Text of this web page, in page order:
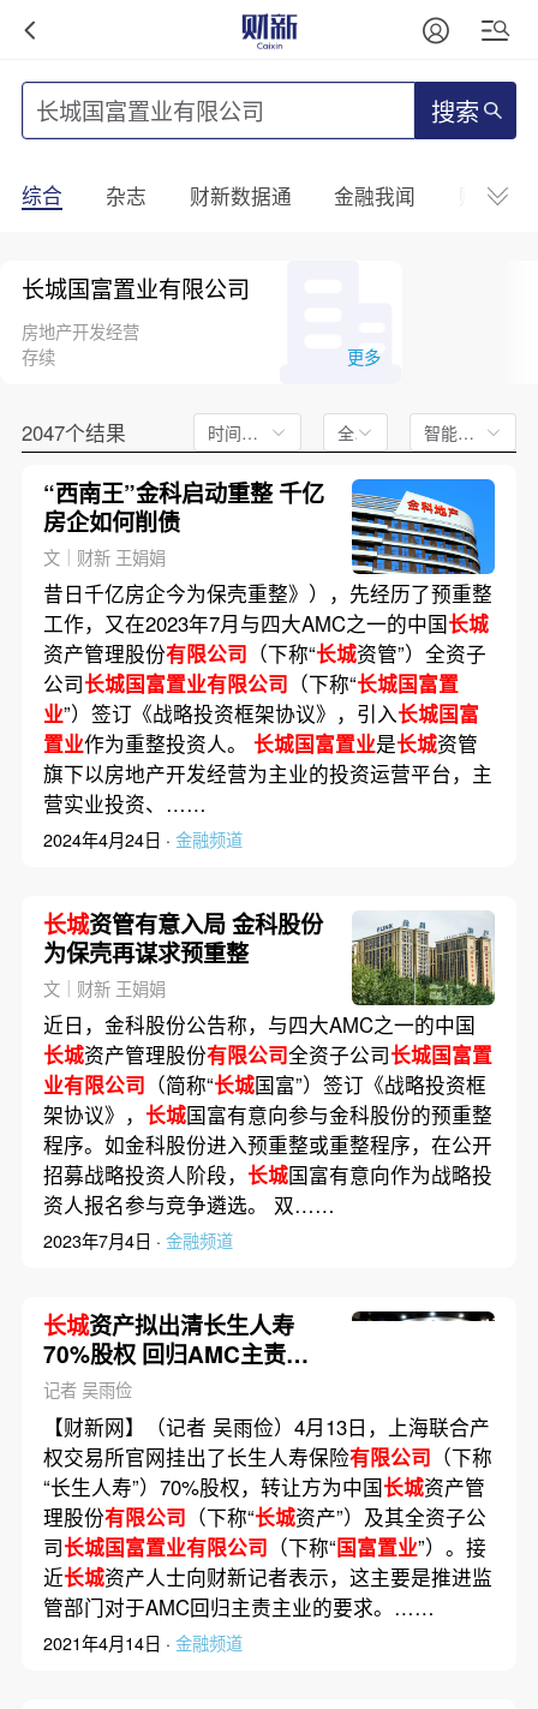
搜索
综合 杂志 财新数据通 金融我闻 财新
长城国富置业有限公司
房地产开发经营
存续
更多
2047个结果 时间不限 全文 智能排序
“西南王”金科启动重整 千亿
房企如何削债
文｜财新 王娟娟
昔日千亿房企今为保壳重整》），先经历了预重整
工作，又在2023年7月与四大AMC之一的中国长城
资产管理股份有限公司 （下称“长城资管”）全资子
公司长城国富置业有限公司 （下称“长城国富置
业”）签订《战略投资框架协议》，引入长城国富
置业作为重整投资人。 长城国富置业是长城资管
旗下以房地产开发经营为主业的投资运营平台，主
营实业投资、……
2024年4月24日 · 金融频道
长城资管有意入局 金科股份
为保壳再谋求预重整
文｜财新 王娟娟
近日，金科股份公告称，与四大AMC之一的中国
长城资产管理股份有限公司全资子公司长城国富置
业有限公司 （简称“长城国富”）签订《战略投资框
架协议》， 长城国富有意向参与金科股份的预重整
程序。如金科股份进入预重整或重整程序，在公开
招募战略投资人阶段， 长城国富有意向作为战略投
资人报名参与竞争遴选。 双……
2023年7月4日 · 金融频道
长城资产拟出清长生人寿
70%股权 回归AMC主责主
业
记者 吴雨俭
【财新网】（记者 吴雨俭）4月13日，上海联合产
权交易所官网挂出了长生人寿保险有限公司 （下称
“长生人寿”）70%股权，转让方为中国长城资产管
理股份有限公司 （下称“长城资产”）及其全资子公
司长城国富置业有限公司 （下称“国富置业”）。接
近长城资产人士向财新记者表示，这主要是推进监
管部门对于AMC回归主责主业的要求。……
2021年4月14日 · 金融频道